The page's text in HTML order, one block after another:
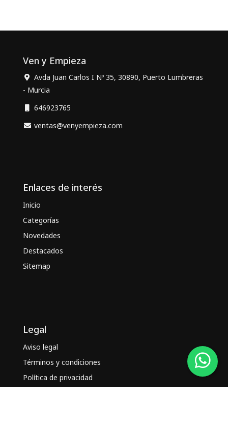
Ven y Empieza
Avda Juan Carlos I Nº 35, 30890, Puerto Lumbreras
- Murcia
646923765
ventas@venyempieza.com
Enlaces de interés
Inicio
Categorías
Novedades
Destacados
Sitemap
Legal
Aviso legal
Términos y condiciones
Política de privacidad